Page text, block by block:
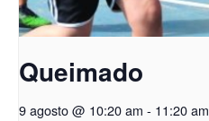
Queimado
9 agosto @ 10:20 am - 11:20 am